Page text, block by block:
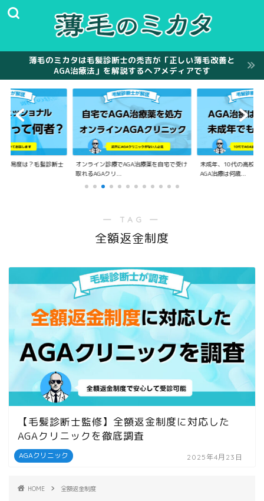
薄毛のミカタは毛髪診断士の禿吉が「正しい薄毛改善と
AGA治療法」を解説するヘアメディアです
難易度は？毛髪診断士
オンライン診療でAGA治療薬を自宅で受け
取れるAGAクリ...
未成年、10代の高校生
AGA治療は何歳...
― TAG ―
全額返金制度
AGAクリニック
【毛髪診断士監修】全額返金制度に対応した
AGAクリニックを徹底調査
2025年4月23日
HOME 全額返金制度